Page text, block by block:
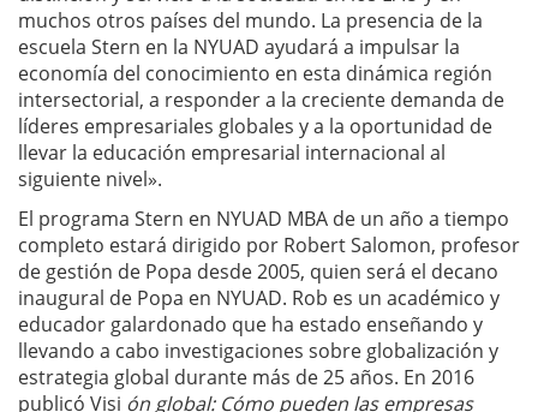
muchos otros países del mundo. La presencia de la
escuela Stern en la NYUAD ayudará a impulsar la
economía del conocimiento en esta dinámica región
intersectorial, a responder a la creciente demanda de
líderes empresariales globales y a la oportunidad de
llevar la educación empresarial internacional al
siguiente nivel».
El programa Stern en NYUAD MBA de un año a tiempo
completo estará dirigido por Robert Salomon, profesor
de gestión de Popa desde 2005, quien será el decano
inaugural de Popa en NYUAD. Rob es un académico y
educador galardonado que ha estado enseñando y
llevando a cabo investigaciones sobre globalización y
estrategia global durante más de 25 años. En 2016
publicó Visi ón global: Cómo pueden las empresas